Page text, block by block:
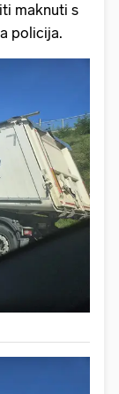
maknuti s
policija.